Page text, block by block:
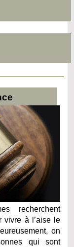
recherchent
vivre à l’aise le
on
qui sont